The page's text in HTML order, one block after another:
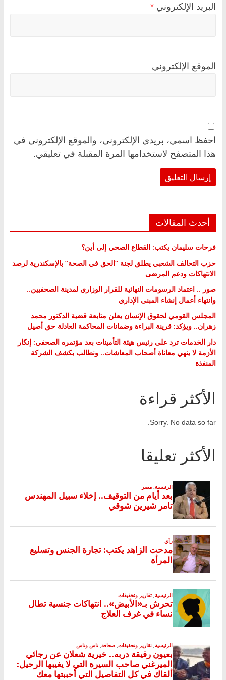
البريد الإلكتروني *
الموقع الإلكتروني
احفظ اسمي، بريدي الإلكتروني، والموقع الإلكتروني في
هذا المتصفح لاستخدامها المرة المقبلة في تعليقي.
أحدث المقالات
فرحات سليمان يكتب: القطاع الصحي إلى أين؟
حزب التحالف الشعبي يطلق لجنة “الحق في الصحة” بالإسكندرية لرصد
الانتهاكات ودعم المرضى
صور .. اعتماد الرسومات النهائية للقرار الوزاري لمدينة الصحفيين..
وانتهاء أعمال إنشاء المبنى الإداري
المجلس القومي لحقوق الإنسان يعلن متابعة قضية الدكتور محمد
زهران.. ويؤكد: قرينة البراءة وضمانات المحاكمة العادلة حق أصيل
دار الخدمات ترد على رئيس هيئة التأمينات بعد مؤتمره الصحفي: إنكار
الأزمة لا ينهي معاناة أصحاب المعاشات.. ونطالب بكشف الشركة
المنفذة
الأكثر قراءة
Sorry. No data so far.
الأكثر تعليقا